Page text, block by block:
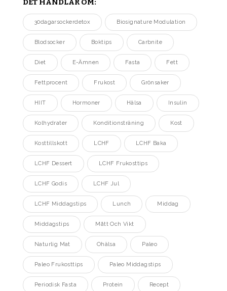
DET HANDLAR OM:
30dagarsockerdetox Biosignature Modulation
Blodsocker Boktips Carbnite
Diet E-Ämnen Fasta Fett
Fettprocent Frukost Grönsaker
HIIT Hormoner Hälsa Insulin
Kolhydrater Konditionsträning Kost
Kosttillskott LCHF LCHF Baka
LCHF Dessert LCHF Frukosttips
LCHF Godis LCHF Jul
LCHF Middagstips Lunch Middag
Middagstips Mått Och Vikt
Naturlig Mat Ohälsa Paleo
Paleo Frukosttips Paleo Middagstips
Periodisk Fasta Protein Recept